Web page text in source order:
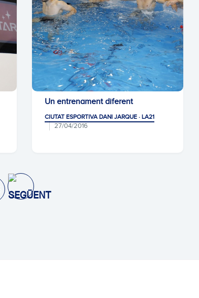
Un entrenament diferent
CIUTAT ESPORTIVA DANI JARQUE · LA21
27/04/2016